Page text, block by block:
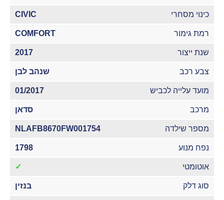
כינוי מסחרי CIVIC
רמת גימור COMFORT
שנת ייצור 2017
צבע רכב שנהב לבן
מועד עלייה לכביש 01/2017
מרכב סדאן
מספר שילדה NLAFB8670FW001754
נפח מנוע 1798
אוטומטי ✓
סוג דלק בנזין